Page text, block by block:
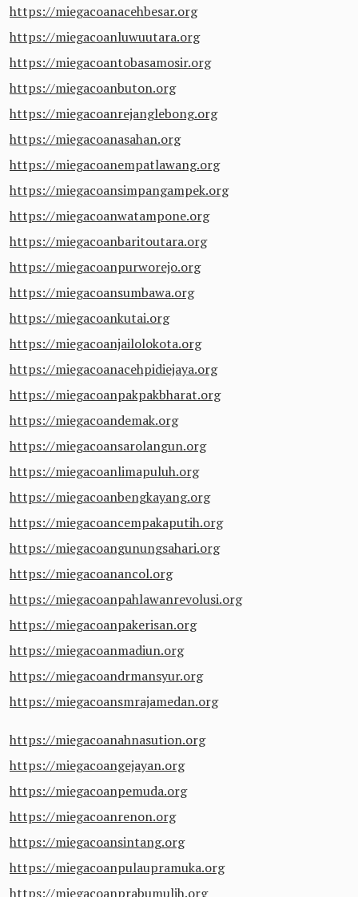
https://miegacoanacehbesar.org
https://miegacoanluwuutara.org
https://miegacoantobasamosir.org
https://miegacoanbuton.org
https://miegacoanrejanglebong.org
https://miegacoanasahan.org
https://miegacoanempatlawang.org
https://miegacoansimpangampek.org
https://miegacoanwatampone.org
https://miegacoanbaritoutara.org
https://miegacoanpurworejo.org
https://miegacoansumbawa.org
https://miegacoankutai.org
https://miegacoanjailolokota.org
https://miegacoanacehpidiejaya.org
https://miegacoanpakpakbharat.org
https://miegacoandemak.org
https://miegacoansarolangun.org
https://miegacoanlimapuluh.org
https://miegacoanbengkayang.org
https://miegacoancempakaputih.org
https://miegacoangunungsahari.org
https://miegacoanancol.org
https://miegacoanpahlawanrevolusi.org
https://miegacoanpakerisan.org
https://miegacoanmadiun.org
https://miegacoandrmansyur.org
https://miegacoansmrajamedan.org
https://miegacoanahnasution.org
https://miegacoangejayan.org
https://miegacoanpemuda.org
https://miegacoanrenon.org
https://miegacoansintang.org
https://miegacoanpulaupramuka.org
https://miegacoanprabumulih.org